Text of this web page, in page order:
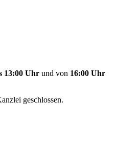
13:00 Uhr und von 16:00 Uhr
geschlossen.